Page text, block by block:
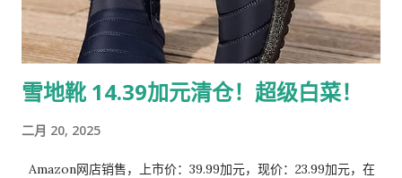
雪地靴 14.39加元清仓！超级白菜！
二月 20, 2025
Amazon网店销售，上市价：39.99加元，现价：23.99加元，在